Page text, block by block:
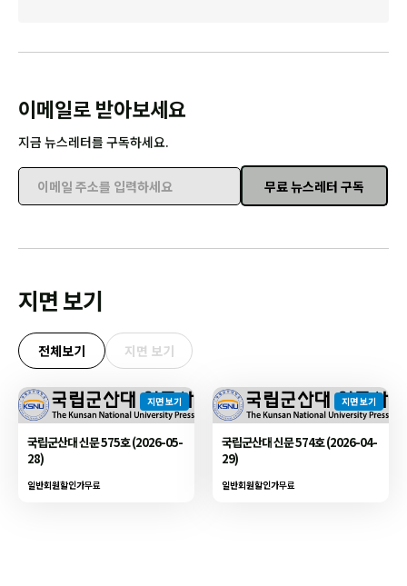
이메일로 받아보세요
지금 뉴스레터를 구독하세요.
이메일 주소를 입력하세요
무료 뉴스레터 구독
지면 보기
전체보기 지면 보기
지면 보기
국립군산대 신문 575호 (2026-05-
28)
일반회원할인가무료
지면 보기
국립군산대 신문 574호 (2026-04-
29)
일반회원할인가무료